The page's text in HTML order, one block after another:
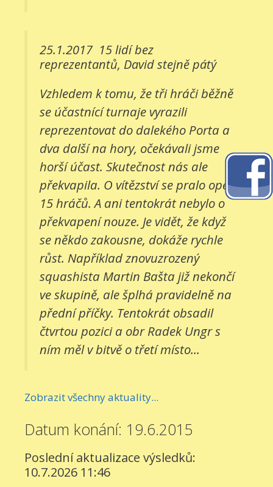
25.1.2017 15 lidí bez
reprezentantů, David stejně pátý
Vzhledem k tomu, že tři hráči běžně
se účastnící turnaje vyrazili
reprezentovat do dalekého Porta a
dva další na hory, očekávali jsme
horší účast. Skutečnost nás ale
překvapila. O vítězství se pralo opět
15 hráčů. A ani tentokrát nebylo o
překvapení nouze. Je vidět, že když
se někdo zakousne, dokáže rychle
růst. Například znovuzrozený
squashista Martin Bašta již nekončí
ve skupině, ale šplhá pravidelně na
přední příčky. Tentokrát obsadil
čtvrtou pozici a obr Radek Ungr s
ním měl v bitvě o třetí místo...
Zobrazit všechny aktuality...
Datum konání: 19.6.2015
Poslední aktualizace výsledků:
10.7.2026 11:46